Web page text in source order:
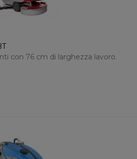
con 76 cm di larghezza lavoro.